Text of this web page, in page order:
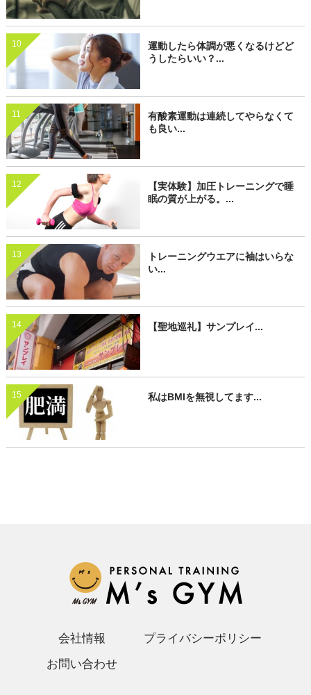
10
運動したら体調が悪くなるけどど
うしたらいい？...
11
有酸素運動は連続してやらなくて
も良い...
12
【実体験】加圧トレーニングで睡
眠の質が上がる。...
13
トレーニングウエアに袖はいらな
い...
14 【聖地巡礼】サンプレイ...
15 私はBMIを無視してます...
会社情報
プライバシーポリシー
お問い合わせ